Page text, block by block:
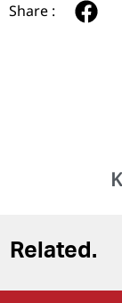
Share :
Related.